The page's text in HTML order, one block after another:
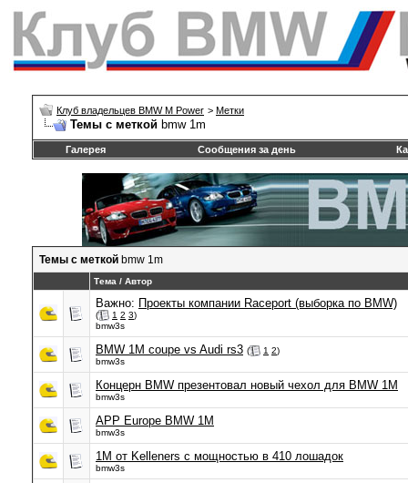
Клуб владельцев BMW M Power > Метки
Темы с меткой bmw 1m
Галерея Сообщения за день
Темы с меткой bmw 1m
Тема / Автор
Важно: Проекты компании Raceport (выборка по BMW)
( 1 2 3)
bmw3s
BMW 1M coupe vs Audi rs3 ( 1 2)
bmw3s
Концерн BMW презентовал новый чехол для BMW 1M
bmw3s
APP Europe BMW 1M
bmw3s
1M от Kelleners с мощностью в 410 лошадок
bmw3s